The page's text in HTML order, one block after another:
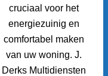
cruciaal voor het
energiezuinig en
comfortabel maken
van uw woning. J.
Derks Multidiensten